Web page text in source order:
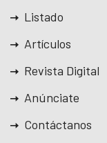
Listado
Artículos
Revista Digital
Anúnciate
Contáctanos